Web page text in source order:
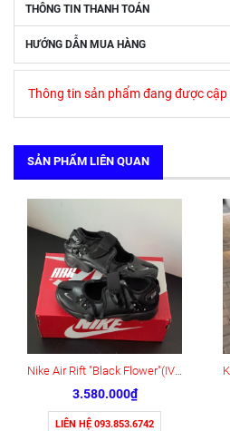
THÔNG TIN THANH TOÁN
HƯỚNG DẪN MUA HÀNG
Thông tin sản phẩm đang được cập
SẢN PHẨM LIÊN QUAN
Nike Air Rift "Black Flower"(IV5682-001)
3.580.000₫
LIÊN HỆ 093.853.6742